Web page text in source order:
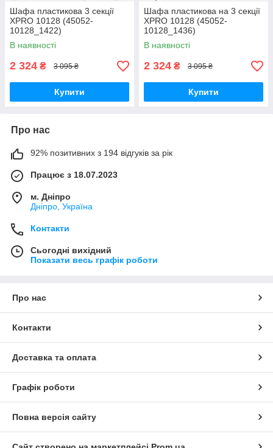
Шафа пластикова 3 секції
XPRO 10128 (45052-
10128_1422)
В наявності
2 324 ₴ 3 095 ₴
Купити
Шафа пластикова на 3 секції
XPRO 10128 (45052-
10128_1436)
В наявності
2 324 ₴ 3 095 ₴
Купити
Про нас
92% позитивних з 194 відгуків за рік
Працює з 18.07.2023
м. Дніпро
Дніпро, Україна
Контакти
Сьогодні вихідний
Показати весь графік роботи
Про нас
Контакти
Доставка та оплата
Графік роботи
Повна версія сайту